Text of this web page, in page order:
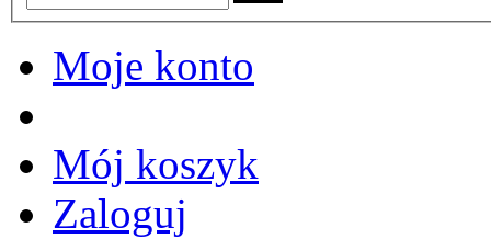
Moje konto
Mój koszyk
Zaloguj